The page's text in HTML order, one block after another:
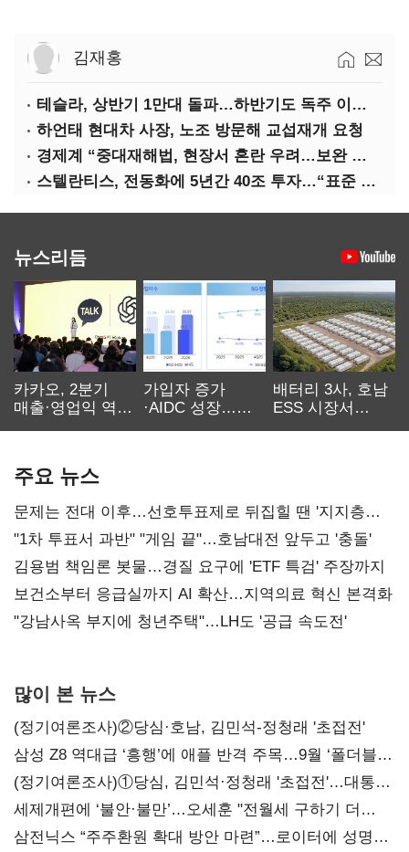
김재홍
테슬라, 상반기 1만대 돌파…하반기도 독주 이어질까
하언태 현대차 사장, 노조 방문해 교섭재개 요청
경제계 “중대재해법, 현장서 혼란 우려…보완 필요”
스텔란티스, 전동화에 5년간 40조 투자…“표준 제시”
뉴스리듬
카카오, 2분기
매출·영업익 역대
가입자 증가
·AIDC 성장…
배터리 3사, 호남
ESS 시장서
주요 뉴스
문제는 전대 이후…선호투표제로 뒤집힐 땐 '지지층
불복'
"1차 투표서 과반" "게임 끝"…호남대전 앞두고 '충돌'
김용범 책임론 봇물…경질 요구에 'ETF 특검' 주장까지
보건소부터 응급실까지 AI 확산…지역의료 혁신 본격화
"강남사옥 부지에 청년주택"…LH도 '공급 속도전'
많이 본 뉴스
(정기여론조사)②당심·호남, 김민석-정청래 '초접전'
삼성 Z8 역대급 ‘흥행’에 애플 반격 주목…9월 ‘폴더블
대전’
(정기여론조사)①당심, 김민석·정청래 '초접전'…대통령
지지도 '50% 아래로'(종합)
세제개편에 ‘불안·불만’…오세훈 "전월세 구하기 더
힘들어질 것"
삼전닉스 “주주환원 확대 방안 마련”…로이터에 성명